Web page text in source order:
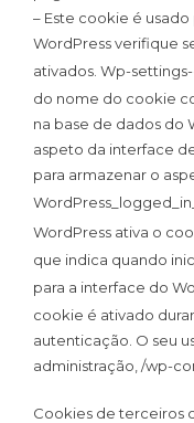
– Este cookie é
WordPress verifique
ativados. Wp-
do nome do cookie
na base de dados do
aspeto da interface
para armazenar o
WordPress_logged_in_
WordPress ativa o
que indica quando
para a interface do
cookie é ativado
autenticação. O seu
administração, /wp-
Cookies de terceiros